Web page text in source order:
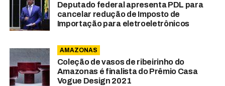
Deputado federal apresenta PDL para
cancelar redução de Imposto de
Importação para eletroeletrônicos
AMAZONAS
Coleção de vasos de ribeirinho do
Amazonas é finalista do Prêmio Casa
Vogue Design 2021